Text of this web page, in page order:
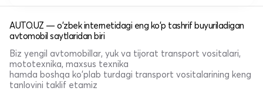
AUTO.UZ — o'zbek internetidagi eng ko'p tashrif buyuriladigan
avtomobil saytlaridan biri
Biz yengil avtomobillar, yuk va tijorat transport vositalari,
mototexnika, maxsus texnika
hamda boshqa ko'plab turdagi transport vositalarining keng
tanlovini taklif etamiz